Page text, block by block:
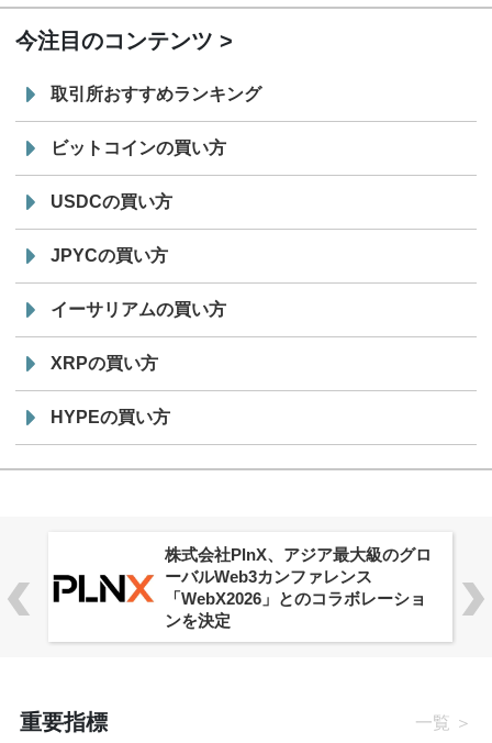
今注目のコンテンツ
取引所おすすめランキング
ビットコインの買い方
USDCの買い方
JPYCの買い方
イーサリアムの買い方
XRPの買い方
HYPEの買い方
株式会社PlnX、アジア最大級のグロ
ーバルWeb3カンファレンス
「WebX2026」とのコラボレーショ
ンを決定
重要指標 一覧